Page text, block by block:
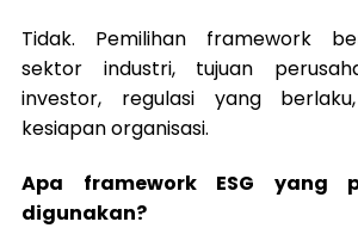
Tidak. Pemilihan framework
sektor industri, tujuan
investor, regulasi yang
kesiapan organisasi.
Apa framework ESG yang
digunakan?